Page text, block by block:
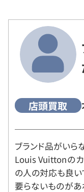
店頭買取
ブランド品がいら
Louis Vuittonの
の人の対応も良い
要らないものがあ